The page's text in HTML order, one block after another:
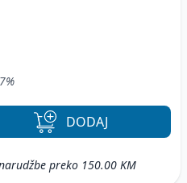
DODAJ
preko 150.00 KM